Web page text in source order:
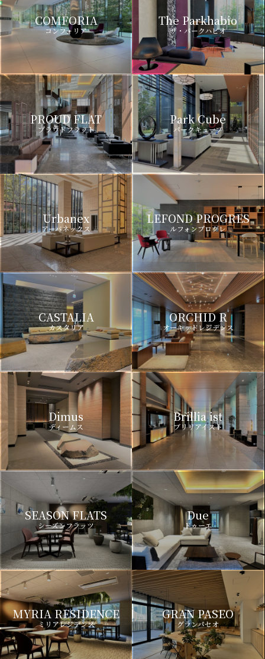
COMFORIA
コンフォリア
The Parkhabio
ザ・パークハビオ
PROUD FLAT
プラウドフラット
Park Cube
パークキューブ
Urbanex
アーバネックス
LEFOND PROGRES
ルフォンプログレ
CASTALIA
カスタリア
ORCHID R
オーキッドレジデンス
Dimus
ディームス
Brillia ist
ブリリアイスト
SEASON FLATS
シーズンフラッツ
Due
ドゥーエ
MYRIA RESIDENCE
ミリアレジデンス
GRAN PASEO
グランパセオ